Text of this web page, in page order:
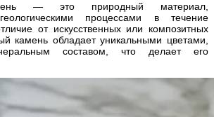
— это природный материал,
процессами в течение
от искусственных или композитных
камень обладает уникальными цветами,
составом, что делает его